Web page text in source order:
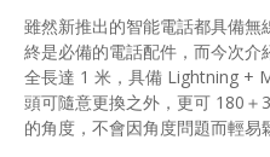
雖然新推出的智能電話都具備
終是必備的電話配件，而今次介
全長達 1 米，具備 Lightning +
頭可隨意更換之外，更可 180
的角度，不會因角度問題而輕易